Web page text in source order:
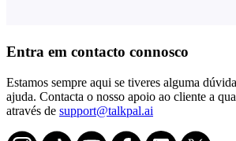
Entra em contacto connosco
Estamos sempre aqui se tiveres alguma
ajuda. Contacta o nosso apoio ao cliente a
através de support@talkpal.ai